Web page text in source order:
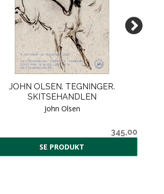
JOHN OLSEN. TEGNINGER.
SKITSEHANDLEN
John Olsen
345,00
SE PRODUKT